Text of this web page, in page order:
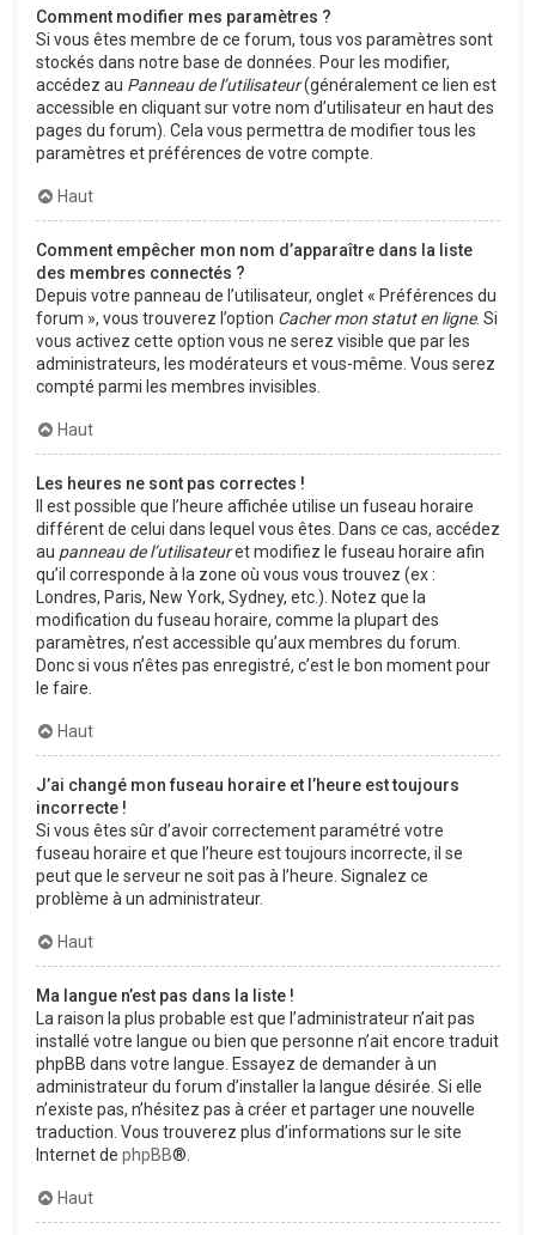
Comment modifier mes paramètres ?
Si vous êtes membre de ce forum, tous vos paramètres sont
stockés dans notre base de données. Pour les modifier,
accédez au Panneau de l’utilisateur(généralement ce lien est
accessible en cliquant sur votre nom d’utilisateur en haut des
pages du forum). Cela vous permettra de modifier tous les
paramètres et préférences de votre compte.
Haut
Comment empêcher mon nom d’apparaître dans la liste
des membres connectés ?
Depuis votre panneau de l’utilisateur, onglet « Préférences du
forum », vous trouverez l’option Cacher mon statut en ligne. Si
vous activez cette option vous ne serez visible que par les
administrateurs, les modérateurs et vous-même. Vous serez
compté parmi les membres invisibles.
Haut
Les heures ne sont pas correctes !
Il est possible que l’heure affichée utilise un fuseau horaire
différent de celui dans lequel vous êtes. Dans ce cas, accédez
au panneau de l’utilisateuret modifiez le fuseau horaire afin
qu’il corresponde à la zone où vous vous trouvez (ex :
Londres, Paris, New York, Sydney, etc.). Notez que la
modification du fuseau horaire, comme la plupart des
paramètres, n’est accessible qu’aux membres du forum.
Donc si vous n’êtes pas enregistré, c’est le bon moment pour
le faire.
Haut
J’ai changé mon fuseau horaire et l’heure est toujours
incorrecte !
Si vous êtes sûr d’avoir correctement paramétré votre
fuseau horaire et que l’heure est toujours incorrecte, il se
peut que le serveur ne soit pas à l’heure. Signalez ce
problème à un administrateur.
Haut
Ma langue n’est pas dans la liste !
La raison la plus probable est que l’administrateur n’ait pas
installé votre langue ou bien que personne n’ait encore traduit
phpBB dans votre langue. Essayez de demander à un
administrateur du forum d’installer la langue désirée. Si elle
n’existe pas, n’hésitez pas à créer et partager une nouvelle
traduction. Vous trouverez plus d’informations sur le site
Internet de phpBB®.
Haut